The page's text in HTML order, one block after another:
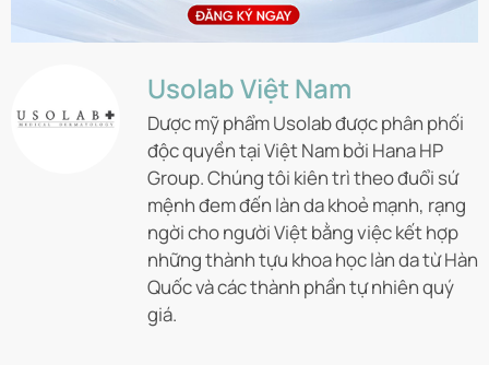
Usolab Việt Nam
Dược mỹ phẩm Usolab được phân phối
độc quyền tại Việt Nam bởi Hana HP
Group. Chúng tôi kiên trì theo đuổi sứ
mệnh đem đến làn da khoẻ mạnh, rạng
ngời cho người Việt bằng việc kết hợp
những thành tựu khoa học làn da từ Hàn
Quốc và các thành phần tự nhiên quý
giá.